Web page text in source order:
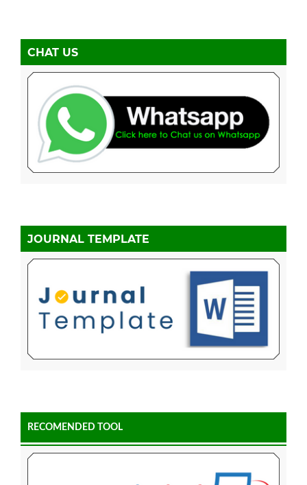
CHAT US
JOURNAL TEMPLATE
RECOMENDED TOOL